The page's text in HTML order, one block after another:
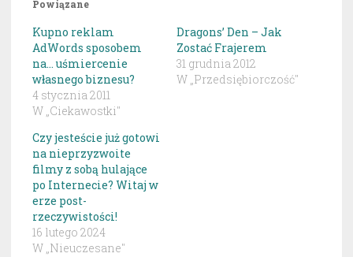
Powiązane
Kupno reklam
AdWords sposobem
na… uśmiercenie
własnego biznesu?
4 stycznia 2011
W „Ciekawostki"
Dragons’ Den – Jak
Zostać Frajerem
31 grudnia 2012
W „Przedsiębiorczość"
Czy jesteście już gotowi
na nieprzyzwoite
filmy z sobą hulające
po Internecie? Witaj w
erze post-
rzeczywistości!
16 lutego 2024
W „Nieuczesane"